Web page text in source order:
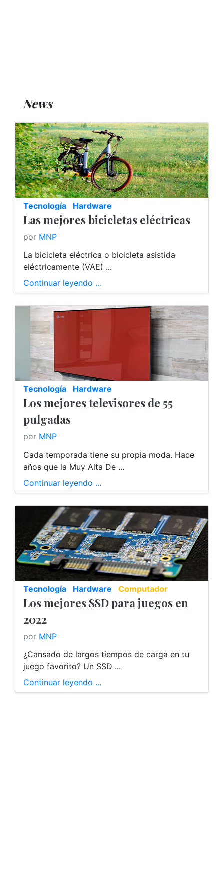
News
Tecnología Hardware
Las mejores bicicletas eléctricas
por MNP
La bicicleta eléctrica o bicicleta asistida
eléctricamente (VAE) ...
Continuar leyendo ...
Tecnología Hardware
Los mejores televisores de 55
pulgadas
por MNP
Cada temporada tiene su propia moda. Hace
años que la Muy Alta De ...
Continuar leyendo ...
Tecnología Hardware Computador
Los mejores SSD para juegos en
2022
por MNP
¿Cansado de largos tiempos de carga en tu
juego favorito? Un SSD ...
Continuar leyendo ...